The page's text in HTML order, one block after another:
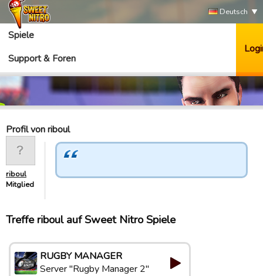
Deutsch
Spiele
Support & Foren
Profil von riboul
riboul
Mitglied
Treffe riboul auf Sweet Nitro Spiele
RUGBY MANAGER
Server "Rugby Manager 2"